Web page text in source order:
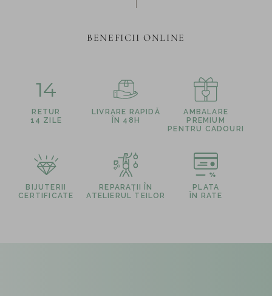
BENEFICII ONLINE
14
RETUR
14 ZILE
LIVRARE RAPIDĂ
ÎN 48H
AMBALARE
PREMIUM
PENTRU CADOURI
BIJUTERII
CERTIFICATE
REPARAȚII ÎN
ATELIERUL TEILOR
PLATA
ÎN RATE